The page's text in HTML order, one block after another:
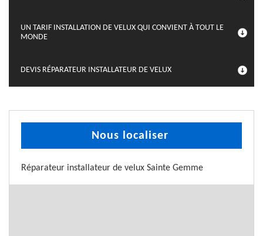
UN TARIF INSTALLATION DE VELUX QUI CONVIENT À TOUT LE
MONDE
DEVIS RÉPARATEUR INSTALLATEUR DE VELUX
Nous localiser
Réparateur installateur de velux Sainte Gemme